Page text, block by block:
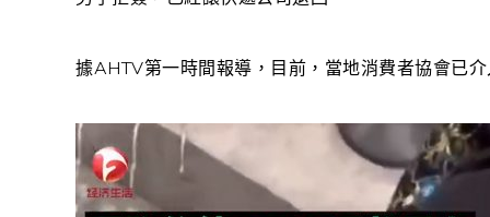
據AHTV第一時間報導，目前，當地消費者協會已